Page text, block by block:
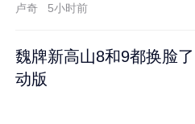
卢奇 5小时前
魏牌新高山8和9都换脸
动版